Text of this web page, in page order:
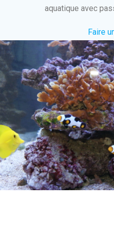
aquatique avec
Faire